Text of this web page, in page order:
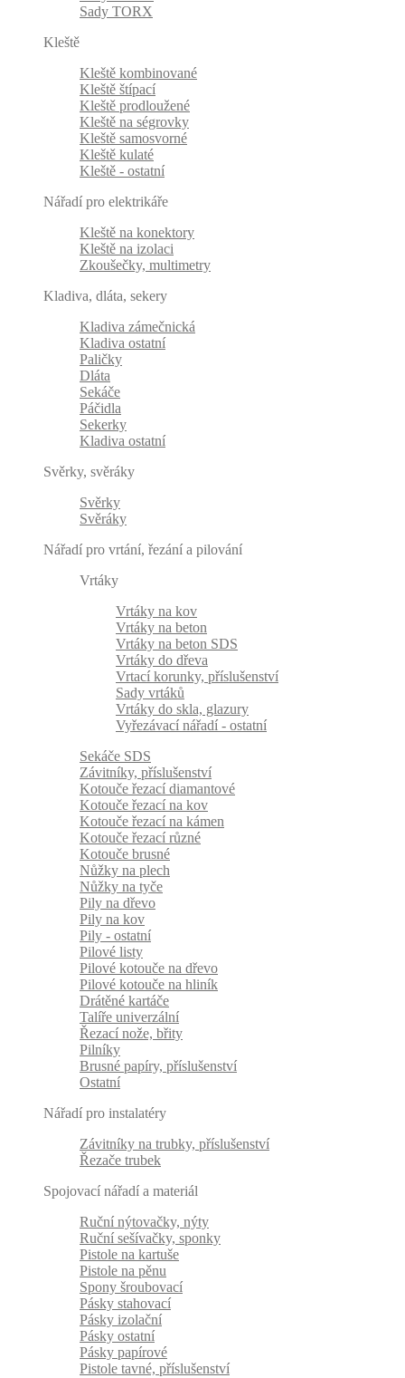
Sady TORX
Kleště
Kleště kombinované
Kleště štípací
Kleště prodloužené
Kleště na ségrovky
Kleště samosvorné
Kleště kulaté
Kleště - ostatní
Nářadí pro elektrikáře
Kleště na konektory
Kleště na izolaci
Zkoušečky, multimetry
Kladiva, dláta, sekery
Kladiva zámečnická
Kladiva ostatní
Paličky
Dláta
Sekáče
Páčidla
Sekerky
Kladiva ostatní
Svěrky, svěráky
Svěrky
Svěráky
Nářadí pro vrtání, řezání a pilování
Vrtáky
Vrtáky na kov
Vrtáky na beton
Vrtáky na beton SDS
Vrtáky do dřeva
Vrtací korunky, příslušenství
Sady vrtáků
Vrtáky do skla, glazury
Vyřezávací nářadí - ostatní
Sekáče SDS
Závitníky, příslušenství
Kotouče řezací diamantové
Kotouče řezací na kov
Kotouče řezací na kámen
Kotouče řezací různé
Kotouče brusné
Nůžky na plech
Nůžky na tyče
Pily na dřevo
Pily na kov
Pily - ostatní
Pilové listy
Pilové kotouče na dřevo
Pilové kotouče na hliník
Drátěné kartáče
Talíře univerzální
Řezací nože, břity
Pilníky
Brusné papíry, příslušenství
Ostatní
Nářadí pro instalatéry
Závitníky na trubky, příslušenství
Řezače trubek
Spojovací nářadí a materiál
Ruční nýtovačky, nýty
Ruční sešívačky, sponky
Pistole na kartuše
Pistole na pěnu
Spony šroubovací
Pásky stahovací
Pásky izolační
Pásky ostatní
Pásky papírové
Pistole tavné, příslušenství